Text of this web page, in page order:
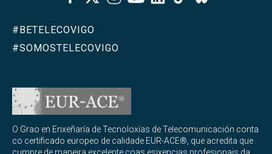
Bluesky
#BETELECOVIGO
#SOMOSTELECOVIGO
O Grao en Enxeñaría de Tecnoloxías de Telecomunicación conta
co certificado europeo de calidade EUR-ACE®, que acredita que